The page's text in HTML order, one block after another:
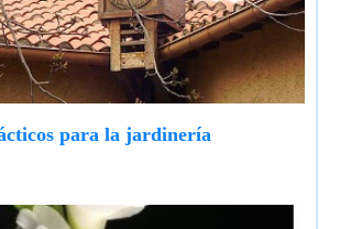
para la jardinería